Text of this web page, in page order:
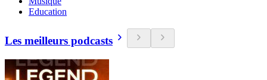
Education
Les meilleurs podcasts